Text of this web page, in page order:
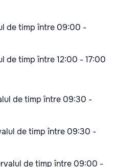
de timp între 09:00 -
de timp între 12:00 - 17:00
de timp între 09:30 -
de timp între 09:30 -
de timp între 09:00 -